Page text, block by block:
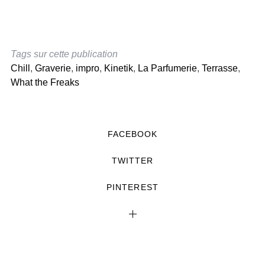
Tags sur cette publication
Chill , Graverie, impro, Kinetik, La Parfumerie, Terrasse,
What the Freaks
FACEBOOK
TWITTER
PINTEREST